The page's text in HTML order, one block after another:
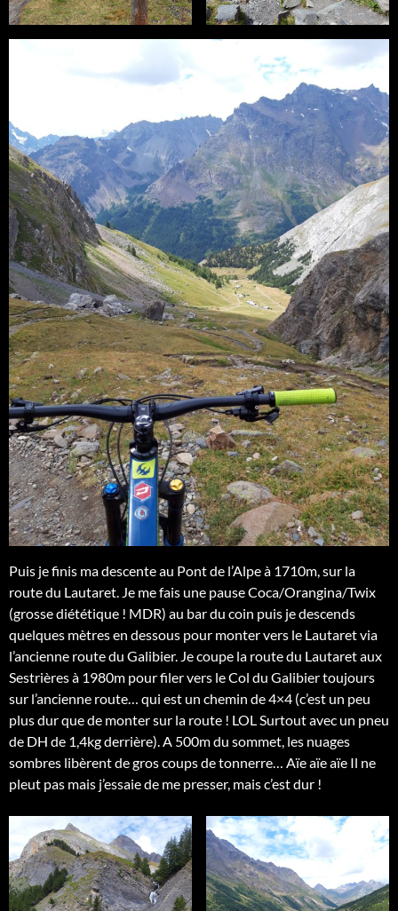
Puis je finis ma descente au Pont de l’Alpe à 1710m, sur la
route du Lautaret. Je me fais une pause Coca/Orangina/Twix
(grosse diététique ! MDR) au bar du coin puis je descends
quelques mètres en dessous pour monter vers le Lautaret via
l’ancienne route du Galibier. Je coupe la route du Lautaret aux
Sestrières à 1980m pour filer vers le Col du Galibier toujours
sur l’ancienne route… qui est un chemin de 4×4 (c’est un peu
plus dur que de monter sur la route ! LOL Surtout avec un pneu
de DH de 1,4kg derrière). A 500m du sommet, les nuages
sombres libèrent de gros coups de tonnerre… Aïe aïe aïe Il ne
pleut pas mais j’essaie de me presser, mais c’est dur !